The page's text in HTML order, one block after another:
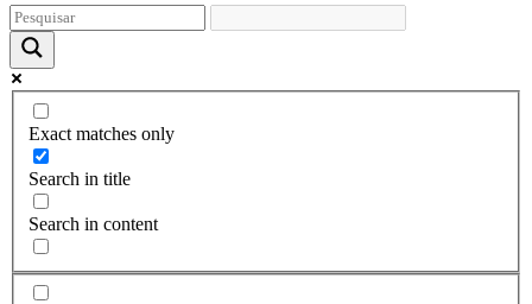
Exact matches only
Search in title
Search in content